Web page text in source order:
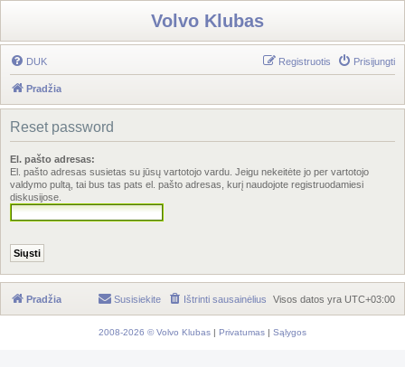
Volvo Klubas
DUK Prisijungti
Registruotis
Pradžia
Reset password
El. pašto adresas:
El. pašto adresas susietas su jūsų vartotojo vardu. Jeigu nekeitėte jo per vartotojo
valdymo pultą, tai bus tas pats el. pašto adresas, kurį naudojote registruodamiesi
diskusijose.
Pradžia Visos datos yra UTC+03:00
Ištrinti sausainėlius
Susisiekite
2008-2026 © Volvo Klubas | Privatumas | Sąlygos